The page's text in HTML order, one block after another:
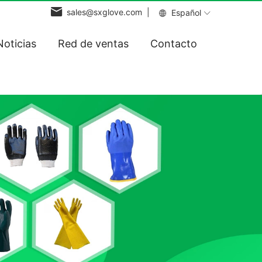
Español
sales@sxglove.com |
Red de ventas Contacto